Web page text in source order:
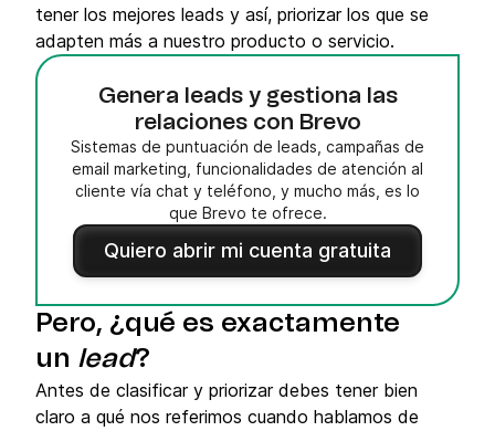
tener los mejores leads y así, priorizar los que se
adapten más a nuestro producto o servicio.
Genera leads y gestiona las
relaciones con Brevo
Sistemas de puntuación de leads, campañas de
email marketing, funcionalidades de atención al
cliente vía chat y teléfono, y mucho más, es lo
que Brevo te ofrece.
Quiero abrir mi cuenta gratuita
Pero, ¿qué es exactamente
un lead?
Antes de clasificar y priorizar debes tener bien
claro a qué nos referimos cuando hablamos de